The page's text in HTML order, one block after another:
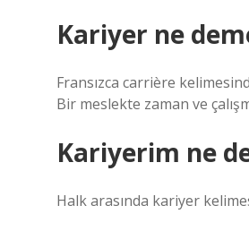
Kariyer ne
Fransızca carrière
Bir meslekte zaman ve
Kariyerim ne
Halk arasında kariyer